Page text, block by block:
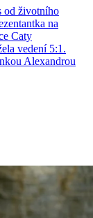
od životního
na
Caty
vedení 5:1.
Alexandrou